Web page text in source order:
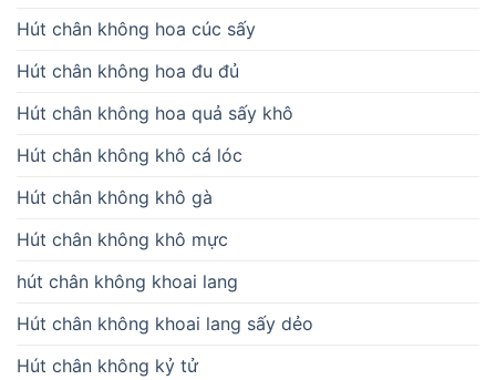
Hút chân không hoa cúc sấy
Hút chân không hoa đu đủ
Hút chân không hoa quả sấy khô
Hút chân không khô cá lóc
Hút chân không khô gà
Hút chân không khô mực
hút chân không khoai lang
Hút chân không khoai lang sấy dẻo
Hút chân không kỷ tử